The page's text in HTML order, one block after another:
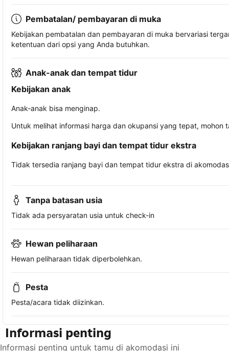
Pembatalan/ pembayaran di muka
Kebijakan pembatalan dan pembayaran di muka bervariasi
ketentuan dari opsi yang Anda butuhkan.
Anak-anak dan tempat tidur
Kebijakan anak
Anak-anak bisa menginap.
Untuk melihat informasi harga dan okupansi yang tepat,
Kebijakan ranjang bayi dan tempat tidur ekstra
Tidak tersedia ranjang bayi dan tempat tidur ekstra di
Tanpa batasan usia
Tidak ada persyaratan usia untuk check-in
Hewan peliharaan
Hewan peliharaan tidak diperbolehkan.
Pesta
Pesta/acara tidak diizinkan.
Informasi penting
Informasi penting untuk tamu di akomodasi ini